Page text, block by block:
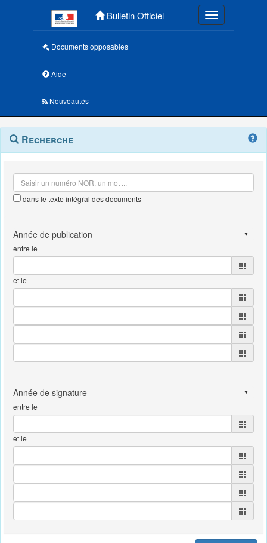
Bulletin Officiel Toggle
Documents opposables
Aide
Nouveautés
Navigation
outils
Menu
contextuel
Recherche
dans le texte intégral des documents
entre le
et le
entre le
et le